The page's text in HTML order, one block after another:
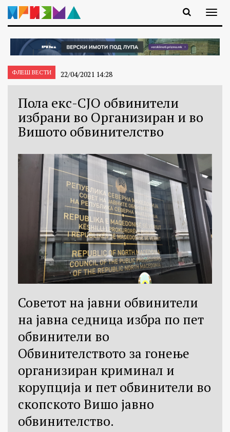
ФЛЕШ ВЕСТИ 22/04/2021 14:28
Пола екс-СЈО обвинители
избрани во Организиран и во
Вишото обвинителство
Советот на јавни обвинители
на јавна седница избра по пет
обвинители во
Обвинителството за гонење
организиран криминал и
корупција и пет обвинители во
скопското Вишо јавно
обвинителство.